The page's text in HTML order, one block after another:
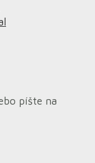
píšte na